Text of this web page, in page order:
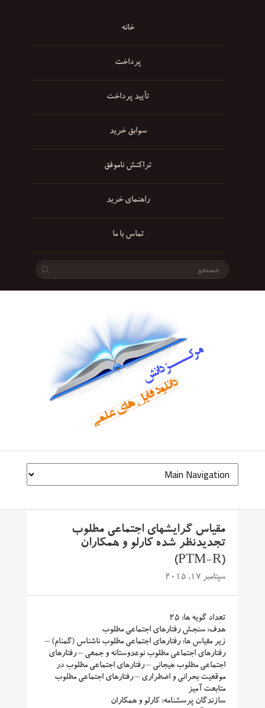
خانه
پرداخت
تأیید پرداخت
سوابق خرید
تراکنش ناموفق
راهنمای خرید
تماس با ما
مقیاس گرایشهای اجتماعی مطلوب
تجدیدنظر شده کارلو و همکاران
(PTM-R)
سپتامبر 17, 2015
تعداد گویه ها: ۲۵
هدف: سنجش رفتارهای اجتماعی مطلوب
زیر مقیاس ها: رفتارهای اجتماعی مطلوب ناشناس (گمنام) –
رفتارهای اجتماعی مطلوب نوعدوستانه و جمعی – رفتارهای
اجتماعی مطلوب هیجانی – رفتارهای اجتماعی مطلوب در
موقعیت بحرانی و اضطراری – رفتارهای اجتماعی مطلوب
متابعت آمیز
سازندگان پرسشنامه: کارلو و همکاران